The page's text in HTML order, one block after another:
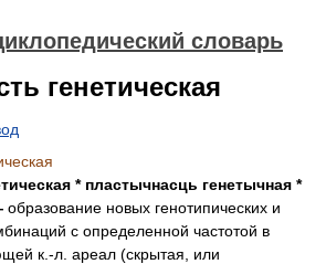
словарь
генетическая
* пластычнасць генетычная *
образование новых генотипических и
с определенной частотой в
к.-л. ареал (скрытая, или